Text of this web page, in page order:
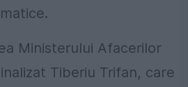
Ministerului Afacerilor
Tiberiu Trifan, care